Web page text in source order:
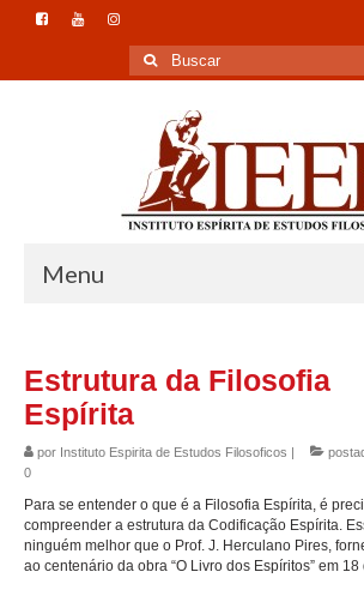
Buscar
por:
Menu
Instituto
Formação
Publicação
Estrutura da Filosofia
Espírita
por Instituto Espirita de Estudos Filosoficos |
0
Para se entender o que é a Filosofia Espírita, é
compreender a estrutura da Codificação Espírita.
ninguém melhor que o Prof. J. Herculano Pires,
ao centenário da obra “O Livro dos Espíritos” em